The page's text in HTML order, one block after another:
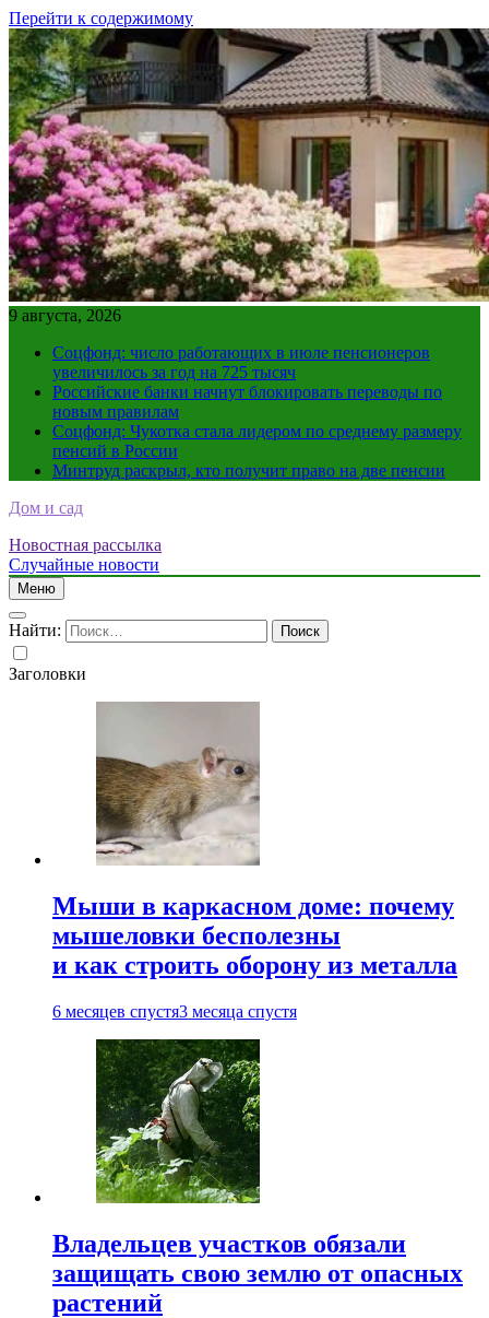
Перейти к содержимому
9 августа, 2026
Соцфонд: число работающих в июле пенсионеров
увеличилось за год на 725 тысяч
Российские банки начнут блокировать переводы по
новым правилам
Соцфонд: Чукотка стала лидером по среднему размеру
пенсий в России
Минтруд раскрыл, кто получит право на две пенсии
Дом и сад
Новостная рассылка
Случайные новости
Меню
Найти:
Заголовки
Мыши в каркасном доме: почему
мышеловки бесполезны
и как строить оборону из металла
6 месяцев спустя3 месяца спустя
Владельцев участков обязали
защищать свою землю от опасных
растений